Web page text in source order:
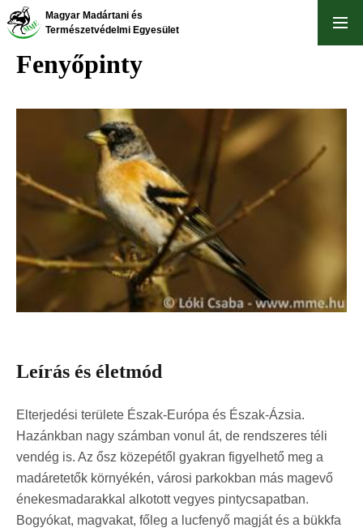
Ugrás
Magyar Madártani és
Természetvédelmi Egyesület
Fenyőpinty
Leírás és életmód
Elterjedési területe Észak-Európa és Észak-Ázsia.
Hazánkban nagy számban vonul át, de rendszeres téli
vendég is. Az ősz közepétől gyakran figyelhető meg a
madáretetők környékén, városi parkokban más magevő
énekesmadarakkal alkotott vegyes pintycsapatban.
Bogyókat, magvakat, főleg a lucfenyő magját és a bükkfa